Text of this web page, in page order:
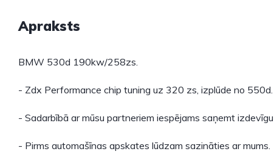
Apraksts
BMW 530d 190kw/258zs.
- Zdx Performance chip tuning uz 320 zs, izplūde no 550d.
- Sadarbībā ar mūsu partneriem iespējams saņemt
- Pirms automašīnas apskates lūdzam sazināties ar mums.